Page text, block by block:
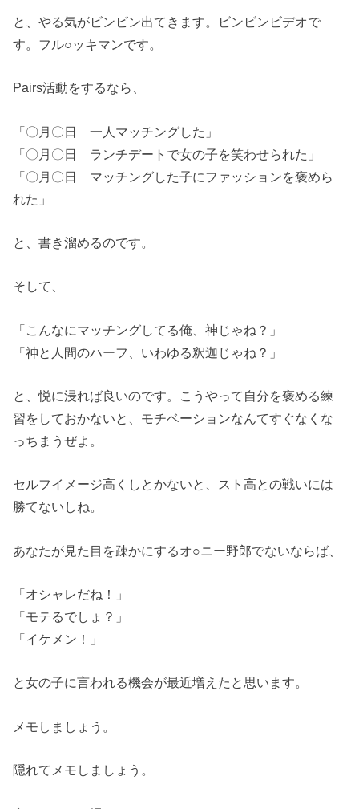
と、やる気がビンビン出てきます。ビンビンビデオで
す。フル○ッキマンです。
Pairs活動をするなら、
「〇月〇日 一人マッチングした」
「〇月〇日 ランチデートで女の子を笑わせられた」
「〇月〇日 マッチングした子にファッションを褒めら
れた」
と、書き溜めるのです。
そして、
「こんなにマッチングしてる俺、神じゃね？」
「神と人間のハーフ、いわゆる釈迦じゃね？」
と、悦に浸れば良いのです。こうやって自分を褒める練
習をしておかないと、モチベーションなんてすぐなくな
っちまうぜよ。
セルフイメージ高くしとかないと、スト高との戦いには
勝てないしね。
あなたが見た目を疎かにするオ○ニー野郎でないならば、
「オシャレだね！」
「モテるでしょ？」
「イケメン！」
と女の子に言われる機会が最近増えたと思います。
メモしましょう。
隠れてメモしましょう。